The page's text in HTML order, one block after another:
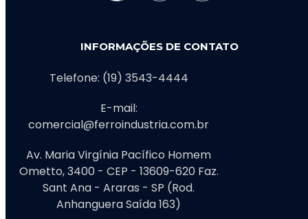
INFORMAÇÕES DE CONTATO
Telefone: (19) 3543-4444
E-mail:
comercial@ferroindustria.com.br
Av. Maria Virgínia Pacífico Homem
Ometto, 3400 - CEP - 13609-620 Faz.
Sant Ana - Araras - SP (Rod.
Anhanguera Saída 163)